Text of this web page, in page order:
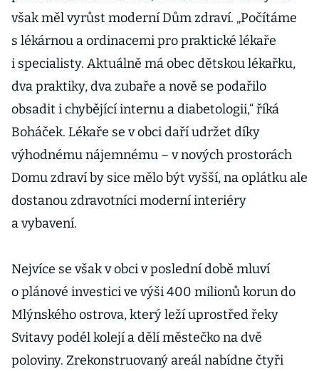
však měl vyrůst moderní Dům zdraví. „Počítáme
s lékárnou a ordinacemi pro praktické lékaře
i specialisty. Aktuálně má obec dětskou lékařku,
dva praktiky, dva zubaře a nově se podařilo
obsadit i chybějící internu a diabetologii,“ říká
Boháček. Lékaře se v obci daří udržet díky
výhodnému nájemnému – v nových prostorách
Domu zdraví by sice mělo být vyšší, na oplátku ale
dostanou zdravotníci moderní interiéry
a vybavení.
Nejvíce se však v obci v poslední době mluví
o plánové investici ve výši 400 milionů korun do
Mlýnského ostrova, který leží uprostřed řeky
Svitavy podél kolejí a dělí městečko na dvě
poloviny. Zrekonstruovaný areál nabídne čtyři